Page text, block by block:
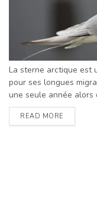
La sterne arctique est
pour ses longues
une seule année
l'Antarctique et vice-
ignorent, c'est que la
READ MORE